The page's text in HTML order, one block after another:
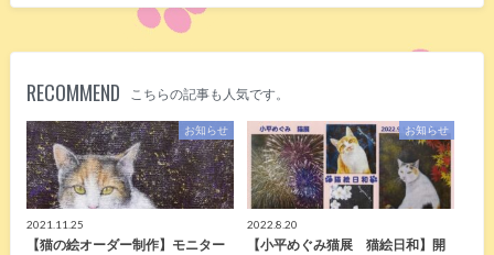
RECOMMEND こちらの記事も人気です。
お知らせ
2021.11.25
【猫の絵オーダー制作】モニター
お知らせ
2022.8.20
【小平めぐみ猫展 猫絵日和】開